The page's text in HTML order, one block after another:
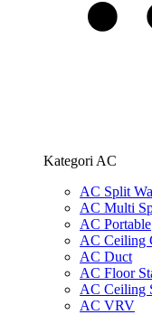
Kategori AC
AC Split
AC Multi
AC Portable
AC Ceiling
AC Duct
AC Floor
AC Ceiling
AC VRV